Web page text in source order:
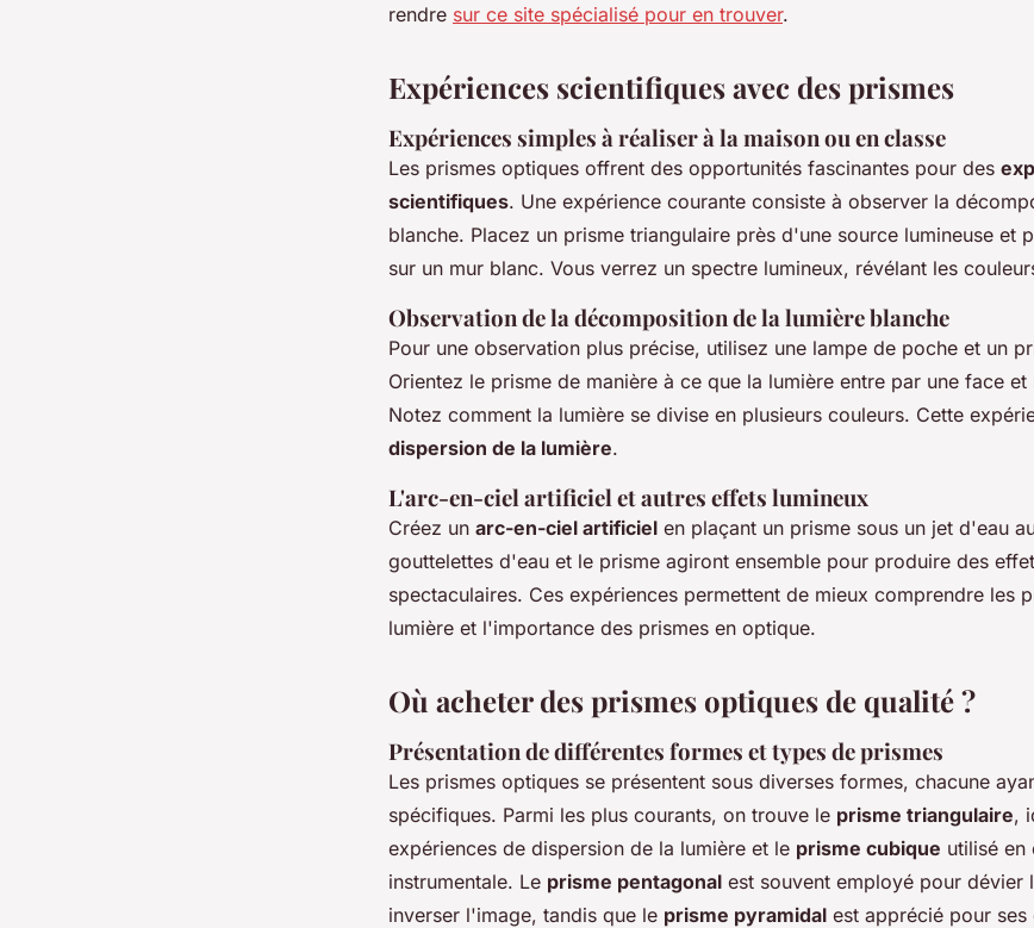
rendre sur ce site spécialisé pour en trouver.
Expériences scientifiques avec des prismes
Expériences simples à réaliser à la maison ou en classe
Les prismes optiques offrent des opportunités fascinantes pour des
scientifiques. Une expérience courante consiste à observer la
blanche. Placez un prisme triangulaire près d'une source lumineuse et
sur un mur blanc. Vous verrez un spectre lumineux, révélant les
Observation de la décomposition de la lumière blanche
Pour une observation plus précise, utilisez une lampe de poche et un
Orientez le prisme de manière à ce que la lumière entre par une face
Notez comment la lumière se divise en plusieurs couleurs. Cette
dispersion de la lumière.
L'arc-en-ciel artificiel et autres effets lumineux
Créez un arc-en-ciel artificiel en plaçant un prisme sous un jet d'eau
gouttelettes d'eau et le prisme agiront ensemble pour produire des
spectaculaires. Ces expériences permettent de mieux comprendre les
lumière et l'importance des prismes en optique.
Où acheter des prismes optiques de qualité ?
Présentation de différentes formes et types de prismes
Les prismes optiques se présentent sous diverses formes, chacune
spécifiques. Parmi les plus courants, on trouve le prisme triangulaire,
expériences de dispersion de la lumière et le prisme cubique utilisé en
instrumentale. Le prisme pentagonal est souvent employé pour dévier
inverser l'image, tandis que le prisme pyramidal est apprécié pour ses